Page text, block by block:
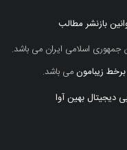
بازنشر مطالب
جمهوری اسلامی ایران می باشد.
برخط زیبامونمی باشد.
دیجیتال بهین آوا